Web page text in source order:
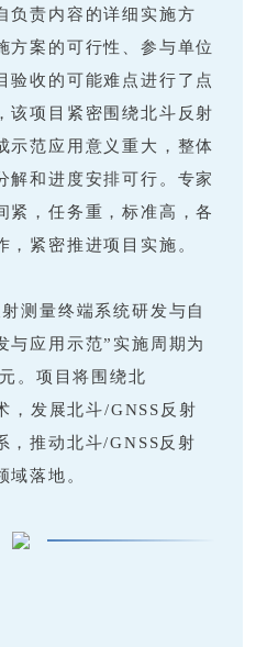
负责内容的详细实施方
方案的可行性、参与单位
验收的可能难点进行了点
该项目紧密围绕北斗反射
示范应用意义重大，整体
解和进度安排可行。专家
紧，任务重，标准高，各
，紧密推进项目实施。
测量终端系统研发与自
与应用示范”实施周期为
。项目将围绕北
，发展北斗/GNSS反射
，推动北斗/GNSS反射
域落地。